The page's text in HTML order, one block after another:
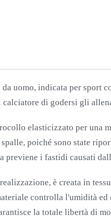
uomo, indicata per sport
calciatore di godersi gli
elasticizzato per una
poiché sono state
previene i fastidi causati
è creata in
controlla l'umidità
la totale libertà di